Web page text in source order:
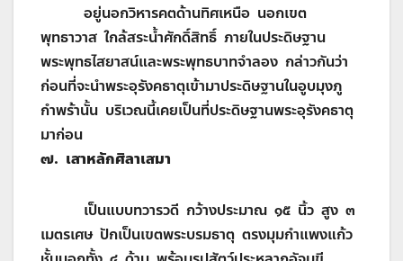
อยู่นอกวิหารคตด้านทิศเหนือ นอกเขต
พุทธาวาส ใกล้สระน้ำศักดิ์สิทธิ์ ภายในประดิษฐาน
พระพุทธไสยาสน์และพระพุทธบาทจำลอง กล่าวกันว่า
ก่อนที่จะนำพระอุรังคธาตุเข้ามาประดิษฐานในอูบมุงภู
กำพร้านั้น บริเวณนี้เคยเป็นที่ประดิษฐานพระอุรังคธาตุ
มาก่อน
๗. เสาหลักศิลาเสมา
เป็นแบบทวารวดี กว้างประมาณ ๑๕ นิ้ว สูง ๓
เมตรเศษ ปักเป็นเขตพระบรมธาตุ ตรงมุมกำแพงแก้ว